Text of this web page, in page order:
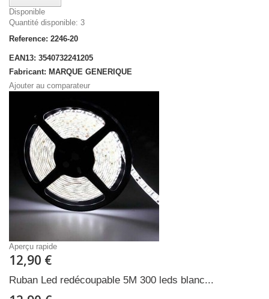
Disponible
Quantité disponible: 3
Reference: 2246-20
EAN13: 3540732241205
Fabricant: MARQUE GENERIQUE
Ajouter au comparateur
Aperçu rapide
12,90 €
Ruban Led redécoupable 5M 300 leds blanc...